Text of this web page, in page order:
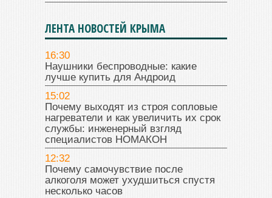
ЛЕНТА НОВОСТЕЙ КРЫМА
16:30
Наушники беспроводные: какие
лучше купить для Андроид
15:02
Почему выходят из строя сопловые
нагреватели и как увеличить их срок
службы: инженерный взгляд
специалистов НОМАКОН
12:32
Почему самочувствие после
алкоголя может ухудшиться спустя
несколько часов